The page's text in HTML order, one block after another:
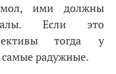
ими должны
Если это
тогда у
самые радужные.